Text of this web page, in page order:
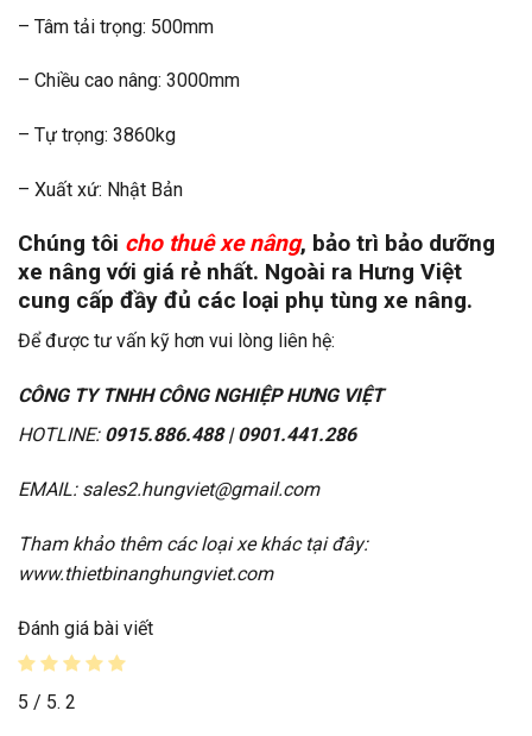
– Tâm tải trọng: 500mm
– Chiều cao nâng: 3000mm
– Tự trọng: 3860kg
– Xuất xứ: Nhật Bản
Chúng tôi cho thuê xe nâng, bảo trì bảo dưỡng
xe nâng với giá rẻ nhất. Ngoài ra Hưng Việt
cung cấp đầy đủ các loại phụ tùng xe nâng.
Để được tư vấn kỹ hơn vui lòng liên hệ:
CÔNG TY TNHH CÔNG NGHIỆP HƯNG VIỆT
HOTLINE: 0915.886.488 | 0901.441.286
EMAIL: sales2.hungviet@gmail.com
Tham khảo thêm các loại xe khác tại đây:
www.thietbinanghungviet.com
Đánh giá bài viết
5 / 5. 2